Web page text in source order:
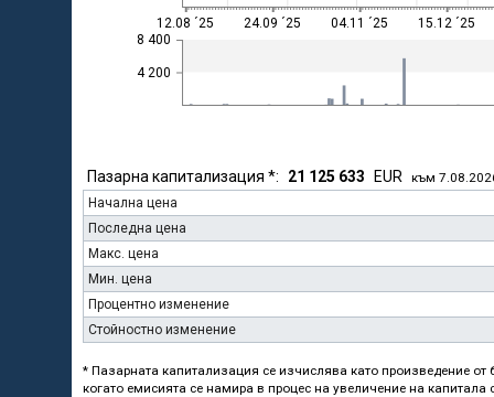
4 200
8 400
12.08 ´25 24.09 ´25 04.11 ´25 15.12 ´25
Пазарна капитализация *: 21 125 633 EUR към
Начална цена
Последна цена
Макс. цена
Мин. цена
Процентно изменение
Стойностно изменение
* Пазарната капитализация се изчислява като произведение
когато емисията се намира в процес на увеличение на капитала